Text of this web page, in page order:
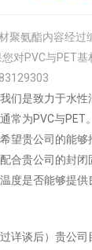
聚氨酯内容经过
对PVC与PET
们是致力于水性
常为PVC与PET
望贵公司的能够
合贵公司的封闭
度是否能够提供
详谈后）贵公司